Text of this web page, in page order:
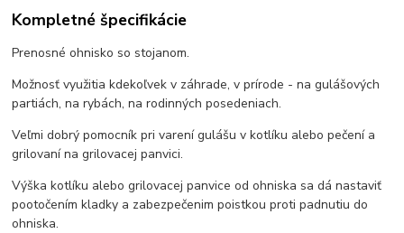
Kompletné špecifikácie
Prenosné ohnisko so stojanom.
Možnosť využitia kdekoľvek v záhrade, v prírode - na gulášových
partiách, na rybách, na rodinných posedeniach.
Veľmi dobrý pomocník pri varení gulášu v kotlíku alebo pečení a
grilovaní na grilovacej panvici.
Výška kotlíku alebo grilovacej panvice od ohniska sa dá nastaviť
pootočením kladky a zabezpečenim poistkou proti padnutiu do
ohniska.